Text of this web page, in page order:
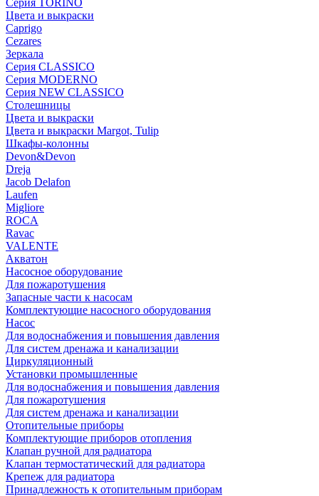
Серия TORINO
Цвета и выкраски
Caprigo
Cezares
Зеркала
Серия CLASSICO
Серия MODERNO
Серия NEW CLASSICO
Столешницы
Цвета и выкраски
Цвета и выкраски Margot, Tulip
Шкафы-колонны
Devon&Devon
Dreja
Jacob Delafon
Laufen
Migliore
ROCA
Rаvac
VALENTE
Акватон
Насосное оборудование
Для пожаротушения
Запасные части к насосам
Комплектующие насосного оборудования
Насос
Для водоснабжения и повышения давления
Для систем дренажа и канализации
Циркуляционный
Установки промышленные
Для водоснабжения и повышения давления
Для пожаротушения
Для систем дренажа и канализации
Отопительные приборы
Комплектующие приборов отопления
Клапан ручной для радиатора
Клапан термостатический для радиатора
Крепеж для радиатора
Принадлежность к отопительным приборам